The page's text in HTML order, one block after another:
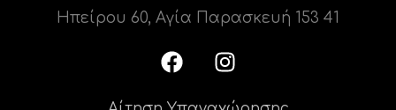
Ηπείρου 60, Αγία Παρασκευή 153 41